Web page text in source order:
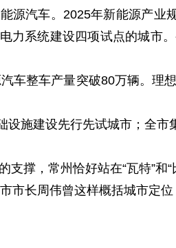
汽车。2025年新能源产业
力系统建设四项试点的城市
整车产量突破80万辆。理
建设先行先试城市；全市
撑，常州恰好站在“瓦特”和“
长周伟曾这样概括城市定位